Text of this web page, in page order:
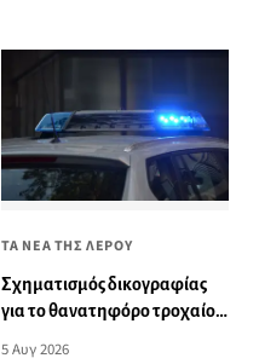
ΤΑ ΝΕΑ ΤΗΣ ΛΕΡΟΥ
Σχηματισμός δικογραφίας
για το θανατηφόρο τροχαίο
5 Αυγ 2026